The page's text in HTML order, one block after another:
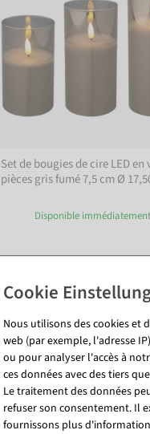
Set de bougies de cire LED en
pièces gris fumé 7,5 cm Ø
Disponible immédiatement
23,74 €
Nous utilisons des cookies et
web (par exemple, l'adresse
ou pour analyser l'accès à
ces données avec des tiers
Le traitement des données
refuser son consentement. Il
fournissons plus